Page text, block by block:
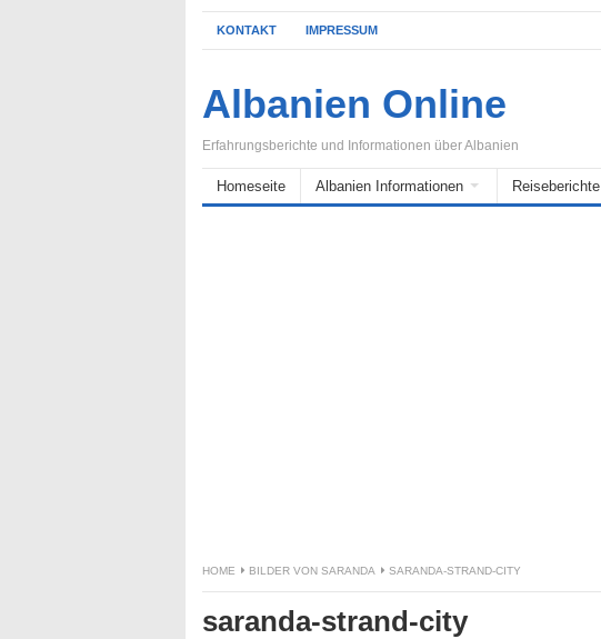
KONTAKT IMPRESSUM
Albanien Online
Erfahrungsberichte und Informationen über Albanien
Homeseite Albanien Informationen Reiseberichte
HOME BILDER VON SARANDA SARANDA-STRAND-CITY
saranda-strand-city